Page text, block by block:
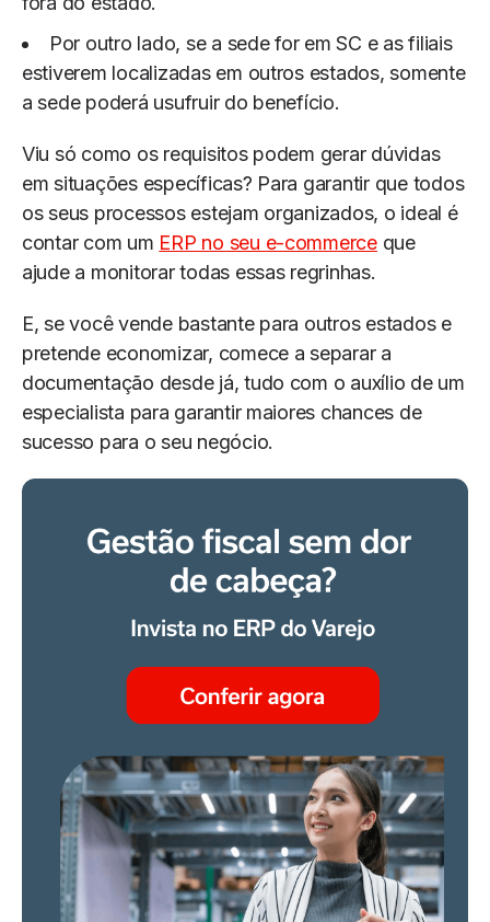
Por outro lado, se a sede for em SC e as filiais
estiverem localizadas em outros estados, somente
a sede poderá usufruir do benefício.
Viu só como os requisitos podem gerar dúvidas
em situações específicas? Para garantir que todos
os seus processos estejam organizados, o ideal é
contar com um ERP no seu e-commerceque
ajude a monitorar todas essas regrinhas.
E, se você vende bastante para outros estados e
pretende economizar, comece a separar a
documentação desde já, tudo com o auxílio de um
especialista para garantir maiores chances de
sucesso para o seu negócio.